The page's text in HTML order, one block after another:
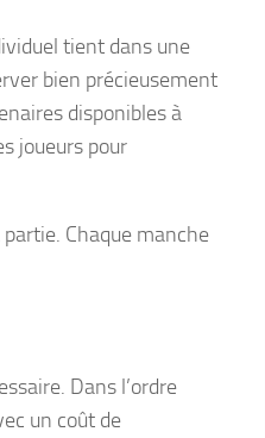
tient dans une
bien précieusement
disponibles à
joueurs pour
Chaque manche
Dans l’ordre
un coût de